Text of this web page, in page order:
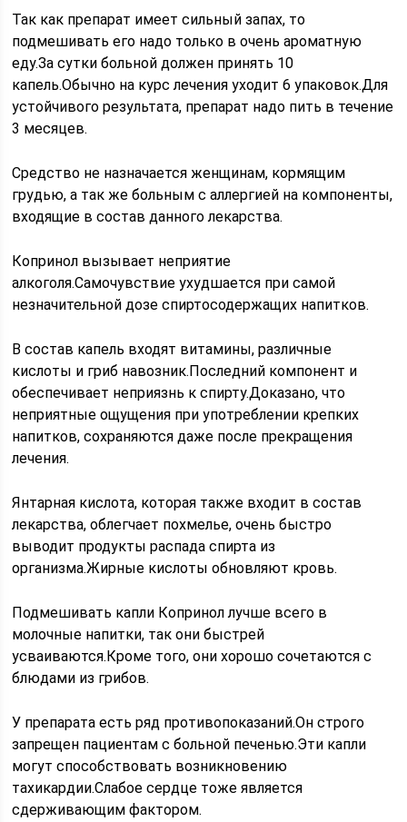
Так как препарат имеет сильный запах, то
подмешивать его надо только в очень ароматную
еду.За сутки больной должен принять 10
капель.Обычно на курс лечения уходит 6 упаковок.Для
устойчивого результата, препарат надо пить в течение
3 месяцев.
Средство не назначается женщинам, кормящим
грудью, а так же больным с аллергией на компоненты,
входящие в состав данного лекарства.
Копринол вызывает неприятие
алкоголя.Самочувствие ухудшается при самой
незначительной дозе спиртосодержащих напитков.
В состав капель входят витамины, различные
кислоты и гриб навозник.Последний компонент и
обеспечивает неприязнь к спирту.Доказано, что
неприятные ощущения при употреблении крепких
напитков, сохраняются даже после прекращения
лечения.
Янтарная кислота, которая также входит в состав
лекарства, облегчает похмелье, очень быстро
выводит продукты распада спирта из
организма.Жирные кислоты обновляют кровь.
Подмешивать капли Копринол лучше всего в
молочные напитки, так они быстрей
усваиваются.Кроме того, они хорошо сочетаются с
блюдами из грибов.
У препарата есть ряд противопоказаний.Он строго
запрещен пациентам с больной печенью.Эти капли
могут способствовать возникновению
тахикардии.Слабое сердце тоже является
сдерживающим фактором.